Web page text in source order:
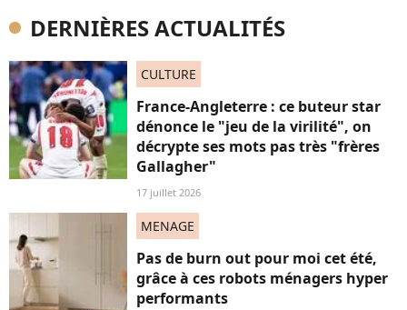
DERNIÈRES ACTUALITÉS
CULTURE
France-Angleterre : ce buteur star
dénonce le "jeu de la virilité", on
décrypte ses mots pas très "frères
Gallagher"
17 juillet 2026
MENAGE
Pas de burn out pour moi cet été,
grâce à ces robots ménagers hyper
performants